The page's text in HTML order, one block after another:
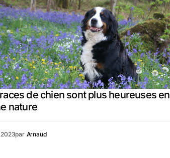
de chien sont plus heureuses en
nature
2023par Arnaud